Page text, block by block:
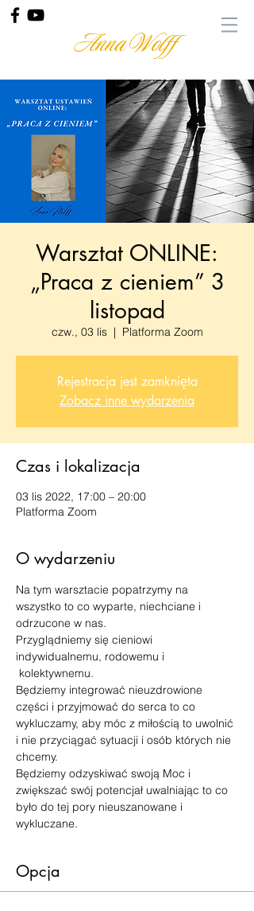
Anna Wolff
Warsztat ONLINE:
„Praca z cieniem” 3
listopad
czw., 03 lis
  |
Platforma Zoom
Rejestracja jest zamknięta
Zobacz inne wydarzenia
Czas i lokalizacja
03 lis 2022, 17:00 – 20:00
Platforma Zoom
O wydarzeniu
Na tym warsztacie popatrzymy na
wszystko to co wyparte, niechciane i
odrzucone w nas.
Przyglądniemy się cieniowi
indywidualnemu, rodowemu i
kolektywnemu.
Będziemy integrować nieuzdrowione
części i przyjmować do serca to co
wykluczamy, aby móc z miłością to uwolnić
i nie przyciągać sytuacji i osób których nie
chcemy.
Będziemy odzyskiwać swoją Moc i
zwiększać swój potencjał uwalniając to co
było do tej pory nieuszanowane i
wykluczane.
Opcja